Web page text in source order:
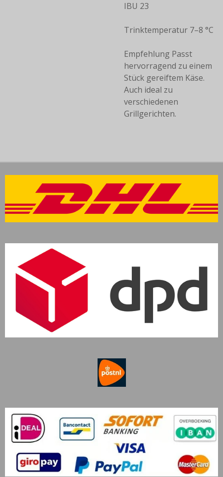
IBU 23
Trinktemperatur 7–8 °C
Empfehlung Passt
hervorragend zu einem
Stück gereiftem Käse.
Auch ideal zu
verschiedenen
Grillgerichten.